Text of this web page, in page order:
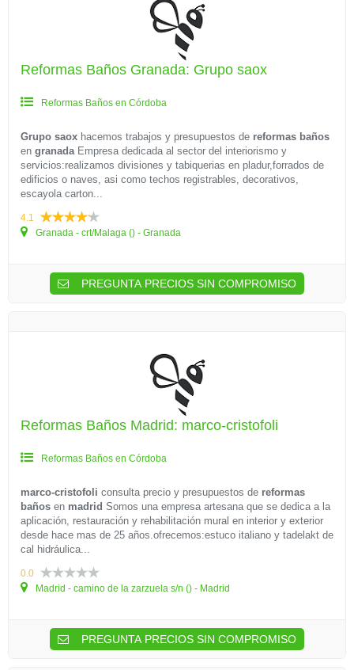
Reformas Baños Granada: Grupo saox
Reformas Baños en Córdoba
Grupo saox hacemos trabajos y presupuestos de reformas baños
en granadaEmpresa dedicada al sector del interiorismo y
servicios:realizamos divisiones y tabiquerias en pladur,forrados de
edificios o naves, asi como techos registrables, decorativos,
escayola carton...
4.1
Granada - crt/Malaga () - Granada
PREGUNTA PRECIOS SIN COMPROMISO
Reformas Baños Madrid: marco-cristofoli
Reformas Baños en Córdoba
marco-cristofoli consulta precio y presupuestos de reformas
baños en madrid Somos una empresa artesana que se dedica a la
aplicación, restauración y rehabilitación mural en interior y exterior
desde hace mas de 25 años.ofrecemos:estuco italiano y tadelakt de
cal hidráulica...
0.0
Madrid - camino de la zarzuela s/n () - Madrid
PREGUNTA PRECIOS SIN COMPROMISO